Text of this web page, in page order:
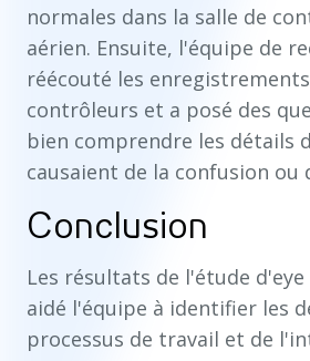
normales dans la salle de
aérien. Ensuite, l'équipe de
réécouté les
contrôleurs et a posé des
bien comprendre les détails
causaient de la confusion ou
Conclusion
Les résultats de l'étude
aidé l'équipe à identifier les
processus de travail et de